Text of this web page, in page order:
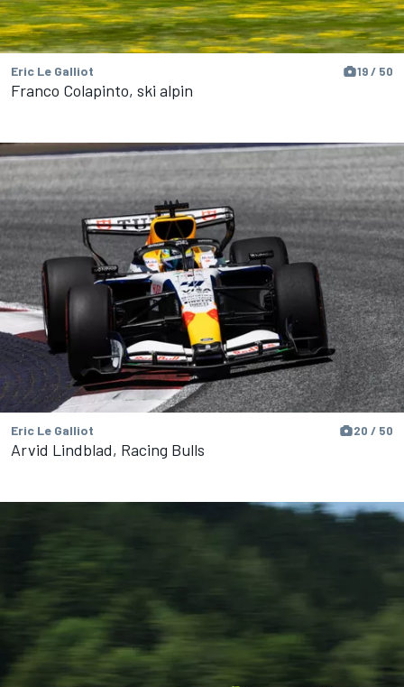
Eric Le Galliot 19 / 50
Franco Colapinto, ski alpin
Eric Le Galliot 20 / 50
Arvid Lindblad, Racing Bulls